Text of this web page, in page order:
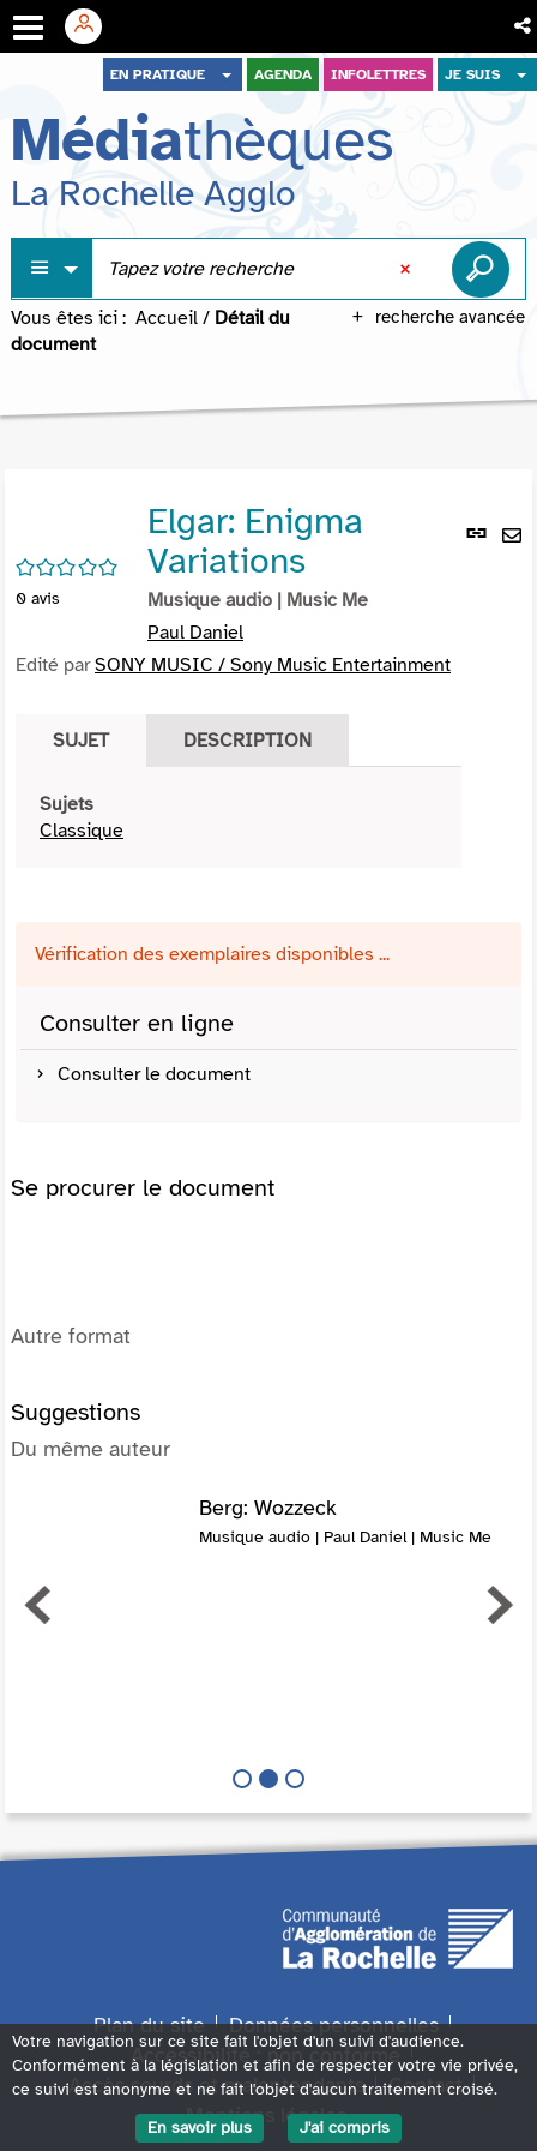
menu
contenu
recherche
EN PRATIQUE AGENDA INFOLETTRES JE SUIS
Médiathèques
La Rochelle Agglo
recherche avancée
Vous êtes ici : Accueil / Détail du
document
Lien
/5
0 avis
Elgar: Enigma
Variations
Musique audio | Music Me
Paul Daniel
Edité parSONY MUSIC / Sony Music Entertainment
SUJET DESCRIPTION
Sujets
Classique
Vérification des exemplaires disponibles ...
Consulter en ligne
Consulter le document
Se procurer le document
Autre format
Suggestions
Du même auteur
Berg: Wozzeck
Musique audio | Paul Daniel | Music Me
Plan du site
Données personnelles
Accessibilité : non conforme
Accès sourds et malentendants
Contact
Mentions légales
Votre navigation sur ce site fait l'objet d'un suivi d'audience.
Conformément à la législation et afin de respecter votre vie privée,
ce suivi est anonyme et ne fait l'objet d'aucun traitement croisé.
En savoir plus
J'ai compris